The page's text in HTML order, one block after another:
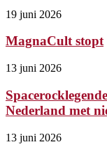
19 juni 2026
MagnaCult stopt
13 juni 2026
Nederland met
13 juni 2026